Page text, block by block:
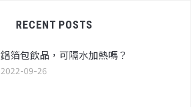
RECENT POSTS
鋁箔包飲品，可隔水加熱嗎？
2022-09-26